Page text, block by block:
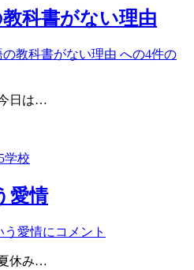
科書がない理由
教科書がない理由 への4件の
日は…
学校
愛情
う愛情に コメント
休み…